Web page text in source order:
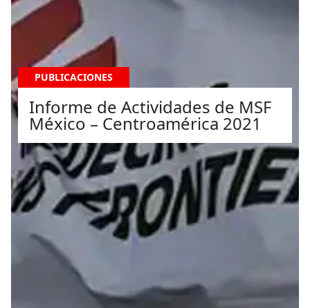
PUBLICACIONES
Informe de Actividades de MSF
México – Centroamérica 2021